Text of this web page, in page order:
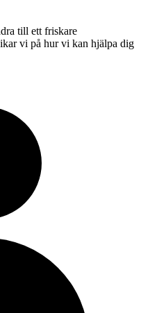
till ett friskare
vi på hur vi kan hjälpa dig